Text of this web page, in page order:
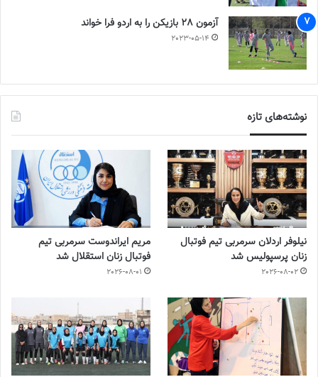
آزمون 28 بازیکن را به اردو فرا خواند
2023-05-14
نوشته‌های تازه
نیلوفر اردلان سرمربی تیم فوتبال
زنان پرسپولیس شد
2026-08-02
مریم ایراندوست سرمربی تیم
فوتبال زنان استقلال شد
2026-08-01